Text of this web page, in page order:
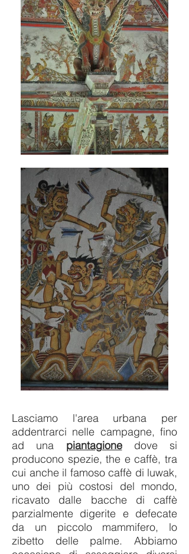
Lasciamo l'area urbana per
addentrarci nelle campagne, fino
ad una piantagionedove si
producono spezie, the e caffè, tra
cui anche il famoso caffè di luwak,
uno dei più costosi del mondo,
ricavato dalle bacche di caffè
parzialmente digerite e defecate
da un piccolo mammifero, lo
zibetto delle palme. Abbiamo